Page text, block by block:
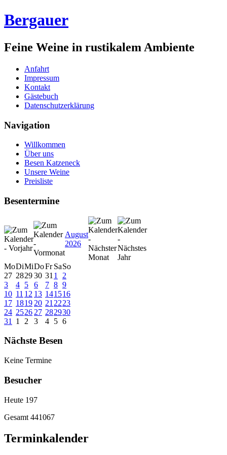
Bergauer
Feine Weine in rustikalem Ambiente
Anfahrt
Impressum
Kontakt
Gästebuch
Datenschutzerklärung
Navigation
Willkommen
Über uns
Besen Katzeneck
Unsere Weine
Preisliste
Besentermine
August
2026
MoDiMiDoFr SaSo
27 282930 31 1
2
3
4 5 6 7 8 9
10 11 12 13 141516
17 1819 20 21 2223
24 2526 27 282930
31
1 2 3 4 5 6
Nächste Besen
Keine Termine
Besucher
Heute 197
Gesamt 441067
Terminkalender